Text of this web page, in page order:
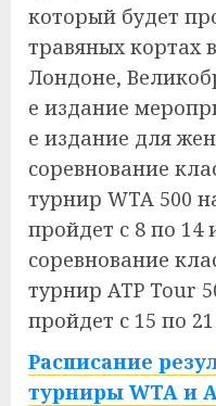
который будет
травяных кортах
Лондоне,
е издание
е издание для
соревнование
турнир WTA 500
пройдет с 8 по
соревнование
турнир ATP Tour
пройдет с 15 по
Расписание
турниры WTA и